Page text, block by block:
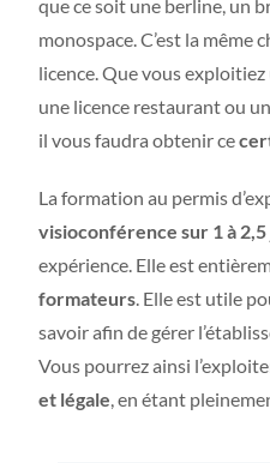
que ce soit une berline, un
monospace. C’est la même
licence. Que vous exploitiez
une licence restaurant ou
il vous faudra obtenir ce
La formation au permis
visioconférence sur 1 à
expérience. Elle est
formateurs. Elle est utile
savoir afin de gérer
Vous pourrez ainsi
et légale, en étant